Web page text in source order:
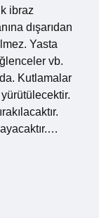
ibraz
dışarıdan
Yasta
vb.
Kutlamalar